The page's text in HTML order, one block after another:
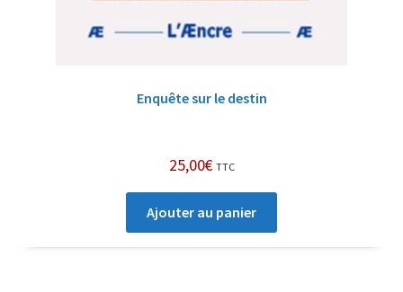
Enquête sur le destin
25,00€ TTC
Ajouter au panier